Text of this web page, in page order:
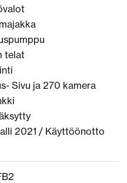
telat
Sivu ja 270 kamera
2021 / Käyttöönotto